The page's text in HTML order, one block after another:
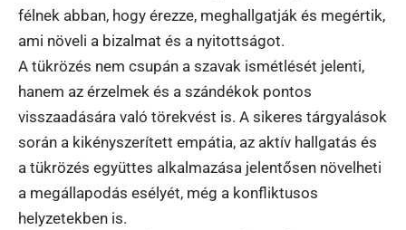
félnek abban, hogy érezze, meghallgatják és megértik,
ami növeli a bizalmat és a nyitottságot.
A tükrözés nem csupán a szavak ismétlését jelenti,
hanem az érzelmek és a szándékok pontos
visszaadására való törekvést is. A sikeres tárgyalások
során a kikényszerített empátia, az aktív hallgatás és
a tükrözés együttes alkalmazása jelentősen növelheti
a megállapodás esélyét, még a konfliktusos
helyzetekben is.